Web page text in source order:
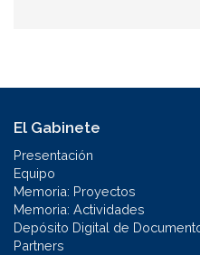
El Gabinete
Presentación
Equipo
Memoria: Proyectos
Memoria: Actividades
Depósito Digital de
Partners